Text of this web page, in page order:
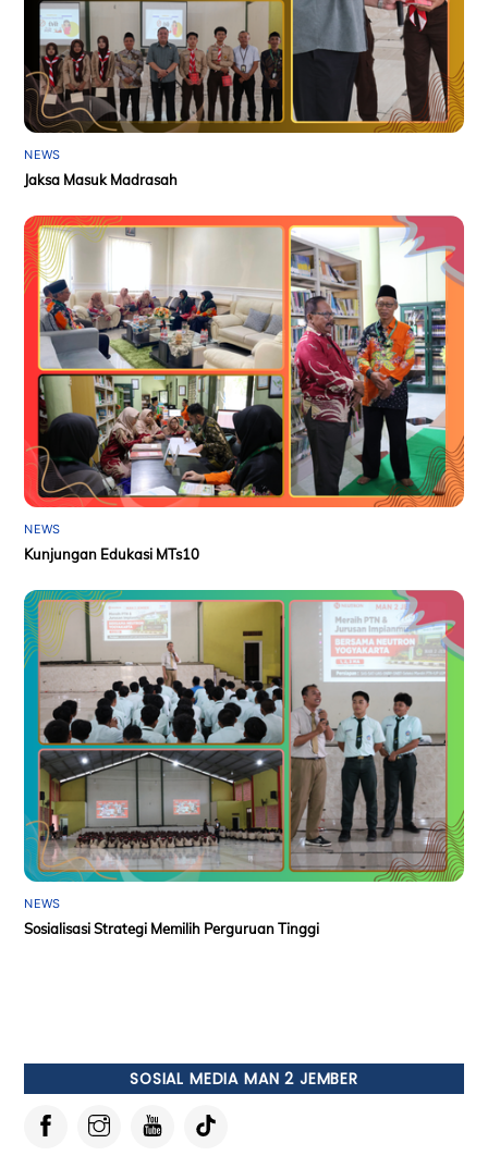
NEWS
Jaksa Masuk Madrasah
NEWS
Kunjungan Edukasi MTs10
NEWS
Sosialisasi Strategi Memilih Perguruan Tinggi
SOSIAL MEDIA MAN 2 JEMBER